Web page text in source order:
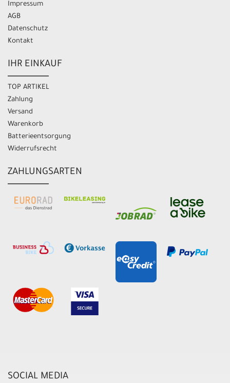
Impressum
AGB
Datenschutz
Kontakt
IHR EINKAUF
TOP ARTIKEL
Zahlung
Versand
Warenkorb
Batterieentsorgung
Widerrufsrecht
ZAHLUNGSARTEN
SOCIAL MEDIA